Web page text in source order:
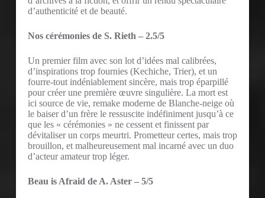
d’authenticité et de beauté.
Nos cérémonies de S. Rieth – 2.5/5
Un premier film avec son lot d’idées mal calibrées,
d’inspirations trop fournies (Kechiche, Trier), et un
fourre-tout indéniablement sincère, mais trop éparpillé
pour créer une première œuvre singulière. La mort est
ici source de vie, remake moderne de Blanche-neige où
le baiser d’un frère le ressuscite indéfiniment jusqu’à ce
que les « cérémonies » ne cessent et finissent par
dévitaliser un corps meurtri. Prometteur certes, mais trop
brouillon, et malheureusement mal incarné avec un duo
d’acteur amateur trop léger.
Beau is Afraid de A. Aster – 5/5